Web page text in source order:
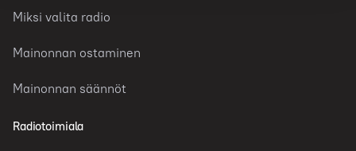
Miksi valita radio
Mainonnan ostaminen
Mainonnan säännöt
Radiotoimiala